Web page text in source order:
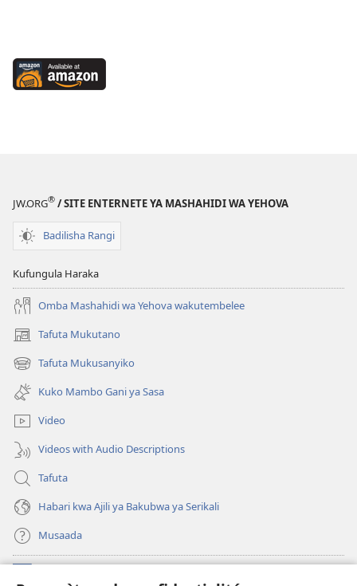
Available
at
JW.ORG® / SITE ENTERNETE YA MASHAHIDI WA YEHOVA
Badilisha Rangi
Kufungula Haraka
Omba Mashahidi wa Yehova wakutembelee
Tafuta Mukutano
(opens
new
window)
Tafuta Mukusanyiko
(opens
new
window)
Kuko Mambo Gani ya Sasa
Video
Videos with Audio Descriptions
Tafuta
Habari kwa Ajili ya Bakubwa ya Serikali
Musaada
(opens